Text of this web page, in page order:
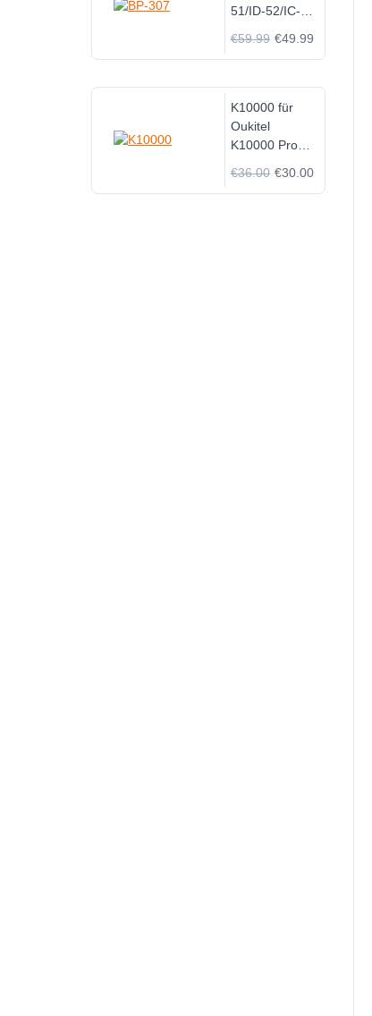
51/ID-52/IC-
€59.99 €49.99
K10000 für
Oukitel
K10000 Pro
€36.00 €30.00